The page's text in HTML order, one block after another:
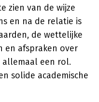
zien van de wijze
en na de relatie is
de wettelijke
en afspraken over
allemaal een rol.
solide academische